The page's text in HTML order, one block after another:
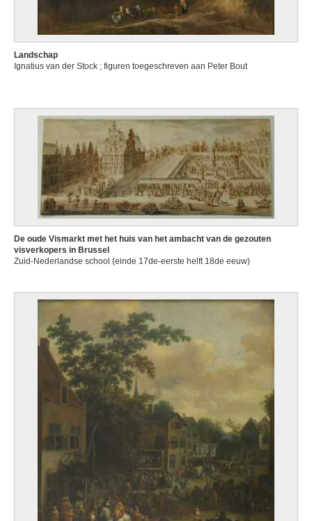
Landschap
Ignatius van der Stock ; figuren toegeschreven aan Peter Bout
De oude Vismarkt met het huis van het ambacht van de gezouten
visverkopers in Brussel
Zuid-Nederlandse school (einde 17de-eerste helft 18de eeuw)